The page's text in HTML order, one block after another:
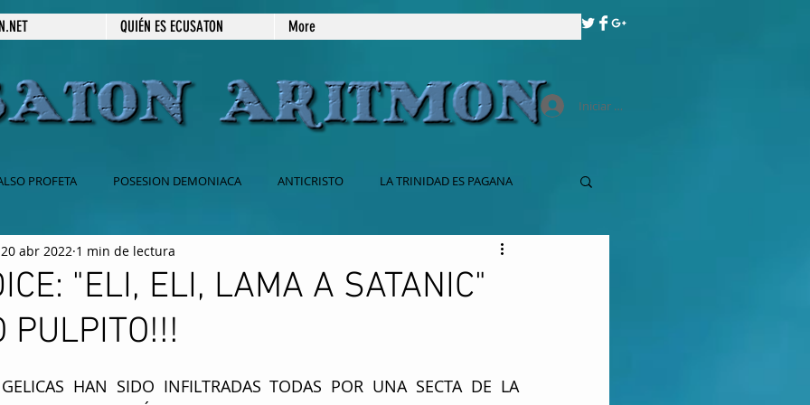
QUIÉN ES ECUSATON More
Iniciar sesión
PROFETA POSESION DEMONIACA ANTICRISTO LA TRINIDAD ES PAGANA
BABILONIA
ESPIRITISMO SECRETOS REVELADOS
"ELI, ELI, LAMA A SATANIC"
PULPITO!!!
20 abr 2022 1 min de lectura
HAN SIDO INFILTRADAS TODAS POR UNA SECTA DE LA